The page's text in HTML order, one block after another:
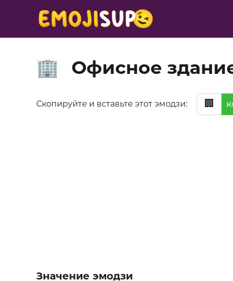
🏢 Офисное
Скопируйте и вставьте этот эмодзи: 🏢
Значение эмодзи